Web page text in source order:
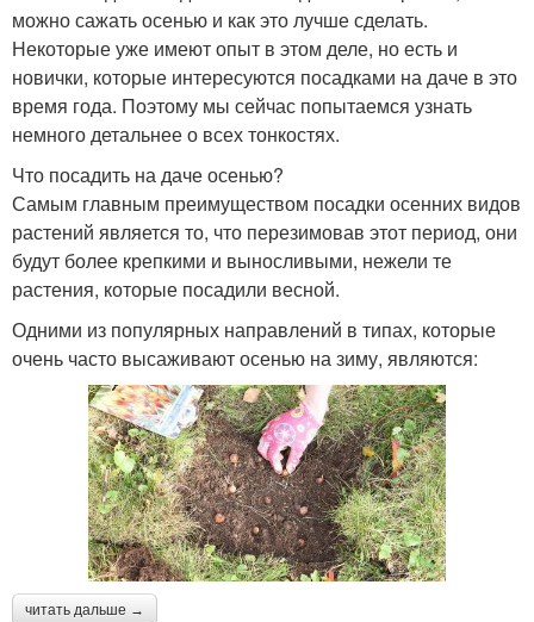
можно сажать осенью и как это лучше сделать.
Некоторые уже имеют опыт в этом деле, но есть и
новички, которые интересуются посадками на даче в это
время года. Поэтому мы сейчас попытаемся узнать
немного детальнее о всех тонкостях.
Что посадить на даче осенью?
Самым главным преимуществом посадки осенних видов
растений является то, что перезимовав этот период, они
будут более крепкими и выносливыми, нежели те
растения, которые посадили весной.
Одними из популярных направлений в типах, которые
очень часто высаживают осенью на зиму, являются:
читать дальше →